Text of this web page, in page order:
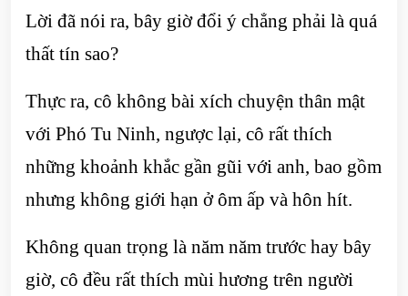
Lời đã nói ra, bây giờ đổi ý chẳng phải là quá
thất tín sao?
Thực ra, cô không bài xích chuyện thân mật
với Phó Tu Ninh, ngược lại, cô rất thích
những khoảnh khắc gần gũi với anh, bao gồm
nhưng không giới hạn ở ôm ấp và hôn hít.
Không quan trọng là năm năm trước hay bây
giờ, cô đều rất thích mùi hương trên người